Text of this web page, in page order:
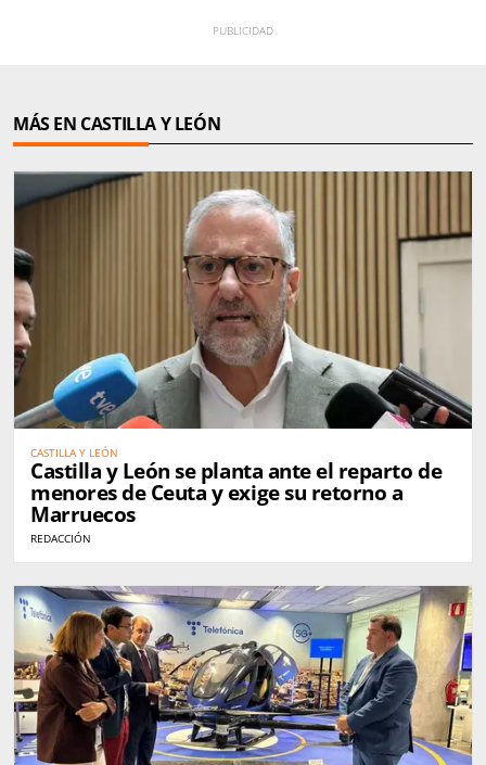
MÁS EN CASTILLA Y LEÓN
CASTILLA Y LEÓN
Castilla y León se planta ante el reparto de
menores de Ceuta y exige su retorno a
Marruecos
REDACCIÓN